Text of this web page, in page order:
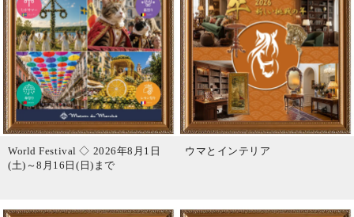
World Festival ◇ 2026年8月1日
(土)～8月16日(日)まで
ウマとインテリア